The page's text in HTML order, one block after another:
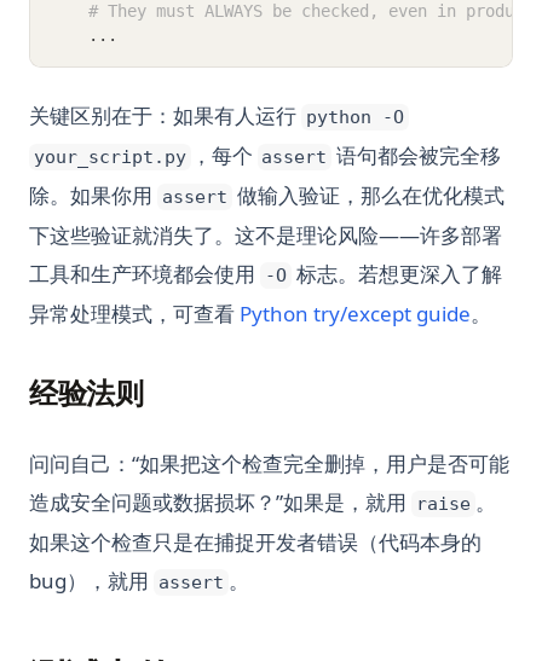
# They must ALWAYS be checked, even in
    ...
关键区别在于：如果有人运行 python -O
your_script.py
，每个 assert 语句都会被完全移
除。如果你用
assert 做输入验证，那么在优化模式
下这些验证就消失了。这不是理论风险——许多部署
工具和生产环境都会使用
-O 标志。若想更深入了解
异常处理模式，可查看 Python try/except guide。
经验法则
问问自己：“如果把这个检查完全删掉，用户是否可能
造成安全问题或数据损坏？”如果是，就用
raise 。
如果这个检查只是在捕捉开发者错误（代码本身的
bug），就用
assert 。